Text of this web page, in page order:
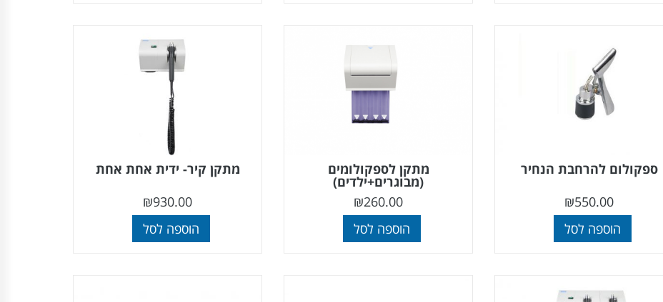
ספקולום להרחבת הנחיר
₪550.00
הוספה לסל
מתקן לספקולומים
(מבוגרים+ילדים)
₪260.00
הוספה לסל
מתקן קיר- ידית אחת אחת
₪930.00
הוספה לסל